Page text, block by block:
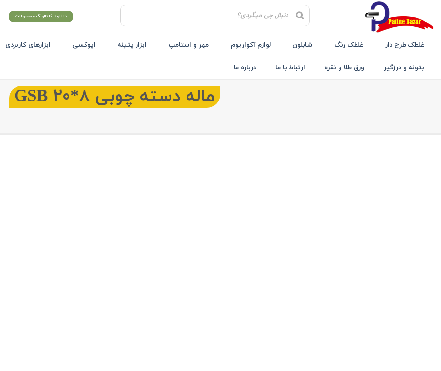
content
دانلود کاتالوگ محصولات
غلطک طرح دار غلطک رنگ شابلون لوازم آکواریوم مهر و استامپ ابزار پتینه اپوکسی ابزارهای کاربردی
بتونه و درزگیر ورق طلا و نقره ارتباط با ما درباره ما
ماله دسته چوبی ۸*۲۰ GSB